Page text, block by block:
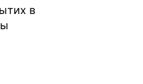
в